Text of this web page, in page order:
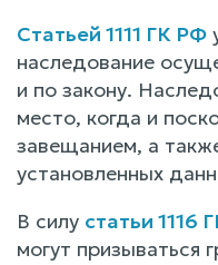
Статьей 1111 ГК РФ
наследование
и по закону.
место, когда и
завещанием, а
установленных
В силу статьи 1116
могут призываться